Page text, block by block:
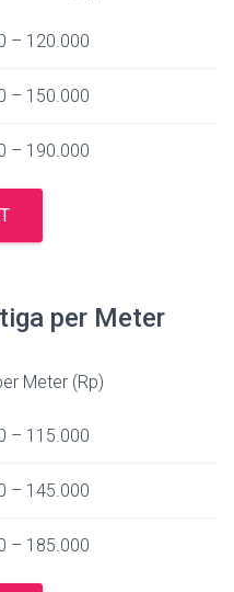
– 120.000
– 150.000
– 190.000
per Meter
Meter (Rp)
– 115.000
– 145.000
– 185.000